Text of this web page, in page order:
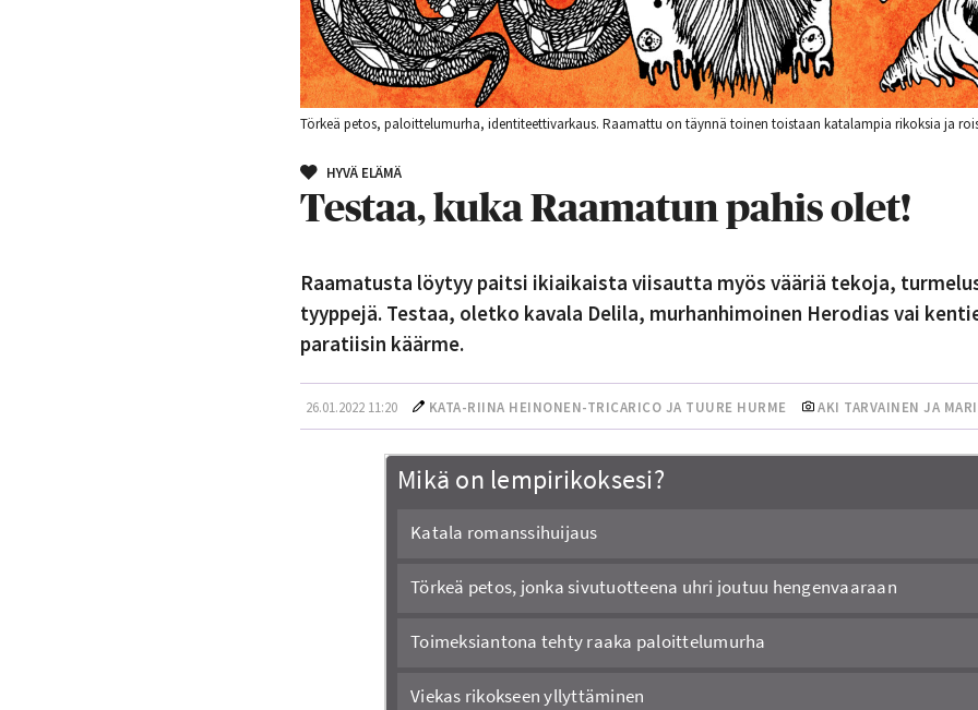
Törkeä petos, paloittelumurha, identiteettivarkaus. Raamattu on täynnä toinen toistaan katalampia rikoksia ja
HYVÄ ELÄMÄ
Testaa, kuka Raamatun pahis olet!
Raamatusta löytyy paitsi ikiaikaista viisautta myös vääriä tekoja,
tyyppejä. Testaa, oletko kavala Delila, murhanhimoinen Herodias vai
paratiisin käärme.
26.01.2022 11:20 KATA-RIINA HEINONEN-TRICARICO JA TUURE HURME AKI TARVAINEN JA